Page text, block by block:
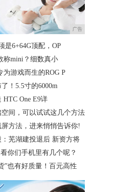
广告
是6+64G顶配，OP
称mini？细数真小
游戏而生的ROG P
！5.5寸的6000m
One E9详
间，可以试试这几个方法
方法，进来悄悄告诉你!
芜湖建投退后 新资方将
你们手机里有几个呢？
”也有好质量！百元高性